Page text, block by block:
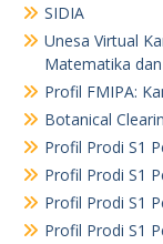
SIDIA
Unesa Virtual
Matematika
Profil FMIPA:
Botanical
Profil Prodi S1
Profil Prodi S1
Profil Prodi S1
Profil Prodi S1